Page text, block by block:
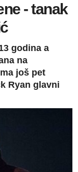
- tanak
godina a
na
još pet
Ryan glavni